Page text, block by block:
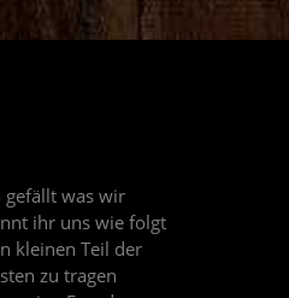
gefällt was wir
ihr uns wie folgt
kleinen Teil der
zu tragen